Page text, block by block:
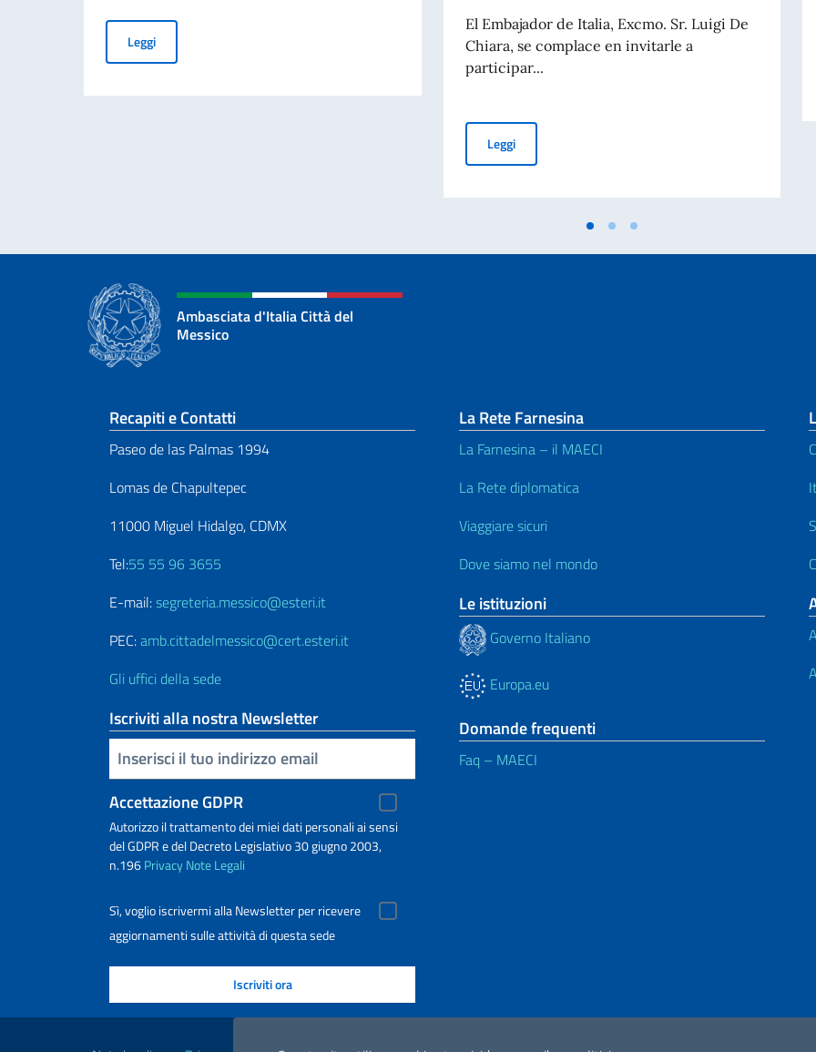
LeggiAVVISO PUBBLICO - FESTA DELLA REPUBBLICA ITALIANA 2 GIUGNO 2023
El Embajador de Italia, Excmo. Sr. Luigi De
Chiara, se complace en invitarle a
participar...
LeggiConferencia virtual Dr. Federico Faggin - miércoles
Ambasciata d'Italia Città del
Messico
Sezione footer
Recapiti e Contatti
Paseo de las Palmas 1994
Lomas de Chapultepec
11000 Miguel Hidalgo, CDMX
Tel:55 55 96 3655
E-mail:segreteria.messico@esteri.it
PEC:amb.cittadelmessico@cert.esteri.it
Gli uffici della sede
Iscriviti alla nostra Newsletter
Inserisci la tua email
Accettazione GDPR
Autorizzo il trattamento dei miei dati personali ai sensi
del GDPR e del Decreto Legislativo 30 giugno 2003,
n.196PrivacyNote Legali
Sì, voglio iscrivermi alla Newsletter per ricevere
aggiornamenti sulle attività di questa sede
La Rete Farnesina
La Farnesina – il MAECI
La Rete diplomatica
Viaggiare sicuri
Dove siamo nel mondo
Le istituzioni
Governo Italiano
Europa.eu
Domande frequenti
Faq – MAECI